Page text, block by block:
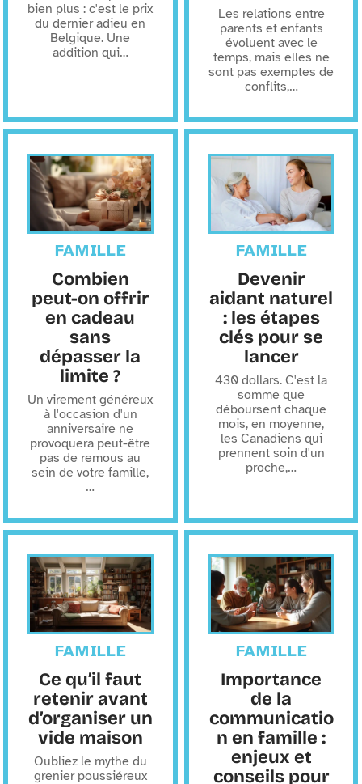
bien plus : c'est le prix
du dernier adieu en
Belgique. Une
addition qui…
Les relations entre
parents et enfants
évoluent avec le
temps, mais elles ne
sont pas exemptes de
conflits,…
FAMILLE
Combien
peut-on offrir
en cadeau
sans
dépasser la
limite ?
Un virement généreux
à l'occasion d'un
anniversaire ne
provoquera peut-être
pas de remous au
sein de votre famille,
…
FAMILLE
Devenir
aidant naturel
: les étapes
clés pour se
lancer
430 dollars. C'est la
somme que
déboursent chaque
mois, en moyenne,
les Canadiens qui
prennent soin d'un
proche,…
FAMILLE
Ce qu’il faut
retenir avant
d’organiser un
vide maison
Oubliez le mythe du
grenier poussiéreux
FAMILLE
Importance
de la
communicatio
n en famille :
enjeux et
conseils pour